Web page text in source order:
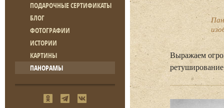
ПОДАРОЧНЫЕ СЕРТИФИКАТЫ
БЛОГ
ФОТОГРАФИИ
ИСТОРИИ
КАРТИНЫ
ПАНОРАМЫ
Выражаем